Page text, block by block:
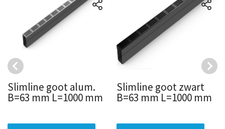
Slimline goot alum.
B=63 mm L=1000 mm
Slimline goot zwart
B=63 mm L=1000 mm